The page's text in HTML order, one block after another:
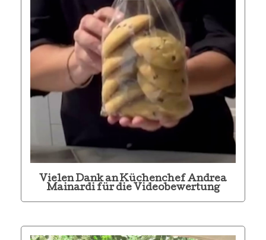
Vielen Dank an Küchenchef Andrea
Mainardi für die Videobewertung